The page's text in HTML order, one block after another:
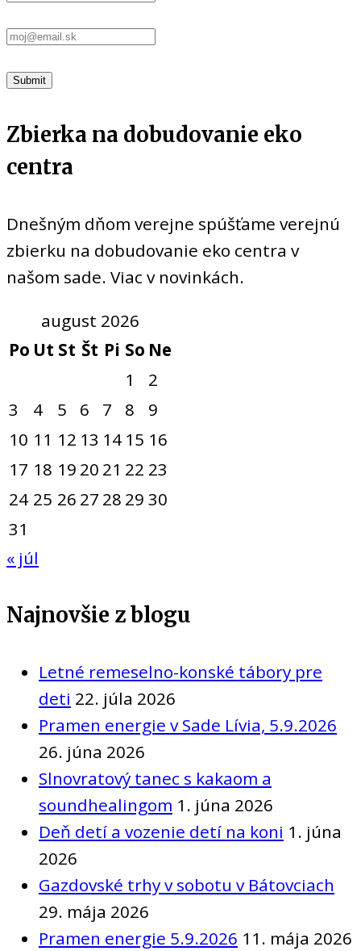
Zbierka na dobudovanie eko
centra
Dnešným dňom verejne spúšťame verejnú
zbierku na dobudovanie eko centra v
našom sade. Viac v novinkách.
august 2026
Po Ut St Št Pi So Ne
1
2
3
4 5 6 7 8
9
10 11 12 13 14 15 16
17 18 19 20 21 22 23
24 25 26 27 28 29 30
31
« júl
Najnovšie z blogu
Letné remeselno-konské tábory pre
deti 22. júla 2026
Pramen energie v Sade Lívia, 5.9.2026
26. júna 2026
Slnovratový tanec s kakaom a
soundhealingom 1. júna 2026
Deň detí a vozenie detí na koni 1. júna
2026
Gazdovské trhy v sobotu v Bátovciach
29. mája 2026
Pramen energie 5.9.2026 11. mája 2026